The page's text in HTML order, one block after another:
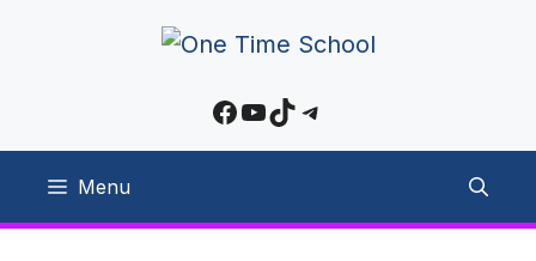
Facebook
YouTube
TikTokTelegram
Menu